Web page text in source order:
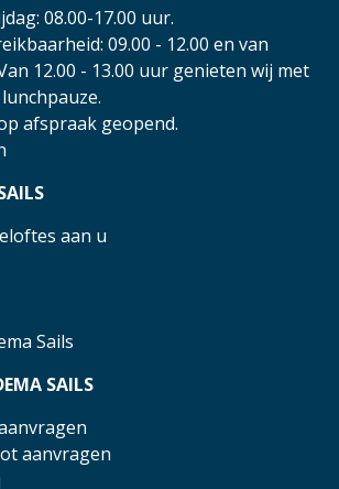
08.00-17.00 uur.
09.00 - 12.00 en van
12.00 - 13.00 uur genieten wij met
afspraak geopend.
aan u
Sails
SAILS
aanvragen